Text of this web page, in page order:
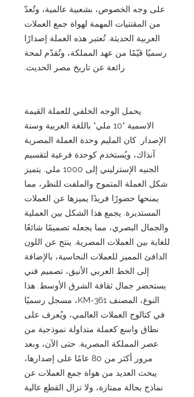
على وجه الخصوص، بشعبية عالمية، وتُعدّ
من المقتنيات المهمة لهواة جمع العملات
العربية الحديثة. تُعتبر هذه العملة إصدارًا
رسميًا قيّمًا من عهد المملكة، وتُقدّم لمحة
رائعة عن تاريخ مصر الحديث.
يحمل الوجه الخلفي للعملة القيمة
الاسمية "10 ملي" باللغة العربية وسنة
الإصدار. كان المليم وحدة العملة المصرية
آنذاك، ويُستخدم كوحدة فرعية لتقسيم
الجنيه الإسترليني إلى 1000 ملي. يتميز
شكل العملة المتموج والملفت للنظر، مما
يمنحها حضورًا فريدًا يميزها عن العملات
المستديرة. يجمع هذا الشكل بين العملية
والجمال البصري، مما يجعله تصميمًا شائعًا
للغاية بين العملات المصرية. ينتج عن اللون
الدافئ المميز للعملات النحاسية، بالإضافة
إلى الخط العربي الأنيق، تصميم فني
يستحضر جمال ثقافة الشرق الأوسط. هذا
النوع، المصنف KM-361، مسجل رسميًا
في كتالوج العملات العالمي، ويُعرف على
نطاق واسع كعملة متداولة نموذجية من
عصر المملكة المصرية. حتى الآن، وبعد
مرور أكثر من 80 عامًا على إصدارها،
يبحث العديد من هواة جمع العملات عن
نماذج بحالة ممتازة، ولا تزال القطع عالية